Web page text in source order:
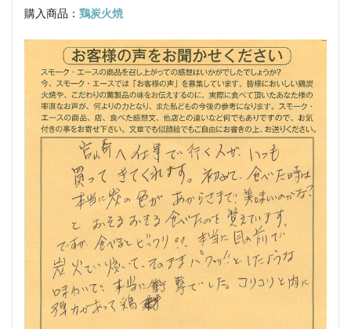
購入商品： 鶏炭火焼